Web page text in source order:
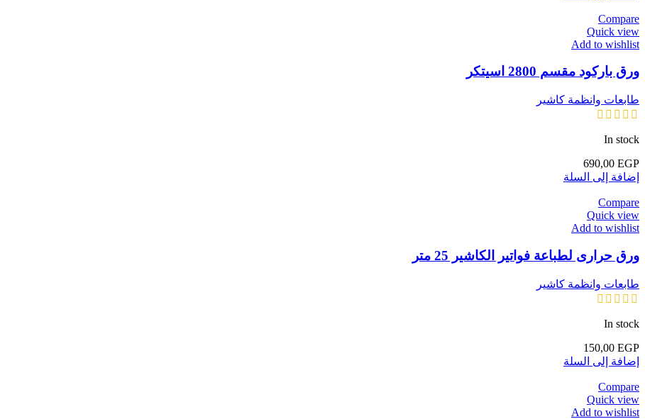
Compare
Quick view
Add to wishlist
ورق باركود مقسم 2800 اسيتكر
طابعات وانظمة كاشير
In stock
690,00 EGP
إضافة إلى السلة
Compare
Quick view
Add to wishlist
ورق حرارى لطباعة فواتير الكاشير 25 متر
طابعات وانظمة كاشير
In stock
150,00 EGP
إضافة إلى السلة
Compare
Quick view
Add to wishlist